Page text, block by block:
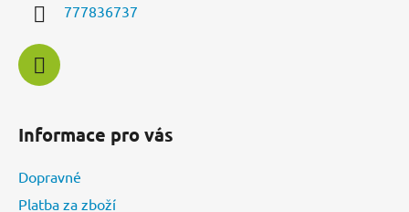
777836737
Informace pro vás
Dopravné
Platba za zboží